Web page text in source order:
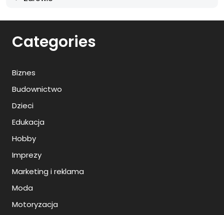
Categories
Biznes
Budownictwo
Dzieci
Edukacja
Hobby
Imprezy
Marketing i reklama
Moda
Motoryzacja